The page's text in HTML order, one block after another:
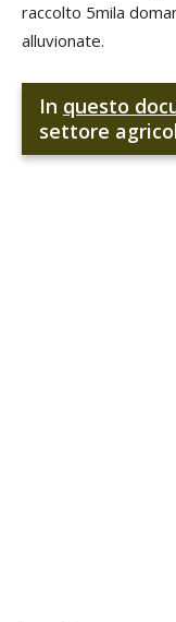
raccolto 5mila
alluvionate.
In questo
settore